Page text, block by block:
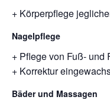
+ Körperpflege
Nagelpflege
+ Pflege von Fuß- und
+ Korrektur
Bäder und Massagen